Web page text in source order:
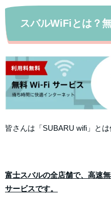
スバルWiFiとは？
皆さんは「SUBARU wifi」と
富士スバルの全店舗で、 高速
サービスです。